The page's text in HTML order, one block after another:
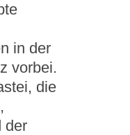
in der
vorbei.
die
der